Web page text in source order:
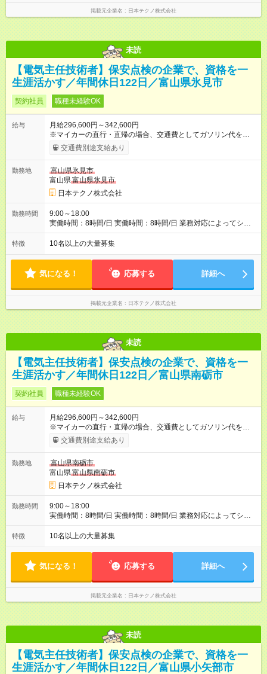
掲載元企業名 日本テクノ株式会社
未読
【電気主任技術者】保安点検の企業で、資格を一
生涯活かす／年間休日122日／富山県氷見市
契約社員 職種未経験OK
給与
月給296,600円～342,600円
※マイカーの直行・直帰の場合、交通費としてガソリン代を支給
します。 【試用期間】試用期間あり 試用期間の長さ：3ヶ月 雇
用形態、給与は本採用時と同じです。
交通費別途支給あり
勤務地
富山県氷見市
富山県富山県氷見市
日本テクノ株式会社
勤務時間
9:00～18:00
実働時間：8時間/日 実働時間：8時間/日 業務対応によってシフ
ト勤務もあります 勤務状況によっては土日祝日の作業出勤あ
り。 その場合、振替/代休の取得をして頂きます。
特徴 10名以上の大量募集
気になる！ 応募する 詳細へ
掲載元企業名 日本テクノ株式会社
未読
【電気主任技術者】保安点検の企業で、資格を一
生涯活かす／年間休日122日／富山県南砺市
契約社員 職種未経験OK
給与
月給296,600円～342,600円
※マイカーの直行・直帰の場合、交通費としてガソリン代を支給
します。 【試用期間】試用期間あり 試用期間の長さ：3ヶ月 雇
用形態、給与は本採用時と同じです。
交通費別途支給あり
勤務地
富山県南砺市
富山県富山県南砺市
日本テクノ株式会社
勤務時間
9:00～18:00
実働時間：8時間/日 実働時間：8時間/日 業務対応によってシフ
ト勤務もあります 勤務状況によっては土日祝日の作業出勤あ
り。 その場合、振替/代休の取得をして頂きます。
特徴 10名以上の大量募集
気になる！ 応募する 詳細へ
掲載元企業名 日本テクノ株式会社
未読
【電気主任技術者】保安点検の企業で、資格を一
生涯活かす／年間休日122日／富山県小矢部市